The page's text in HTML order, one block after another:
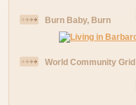
Burn Baby, Burn
World Community Grid